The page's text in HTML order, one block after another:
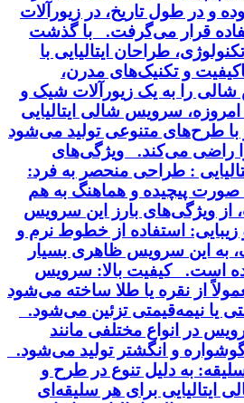
و در طول تاریخ، در زیورآلات
قرار می‌گرفت. با گذشت
طراحان ایتالیایی با
و تکنیک‌های مدرن،
را به یک زیورآلات شیک و
سرویس شالی ایتالیایی
با طرح‌های متنوعی تولید می‌شود
راضی می‌کند. ویژگی‌های
: طراحی منحصر به فرد:
پیچیده و هماهنگ به هم
ویژگی‌های بارز این سرویس
استفاده از خطوط نرم و
به این سرویس ظاهری بسیار
است. کیفیت بالا: سرویس
از نقره یا طلا ساخته می‌شود
یا نیمه‌قیمتی تزئین می‌شود.
در انواع مختلفی مانند
گوشواره و انگشتر تولید می‌شود.
به دلیل تنوع در طرح و
برای هر سلیقه‌ای